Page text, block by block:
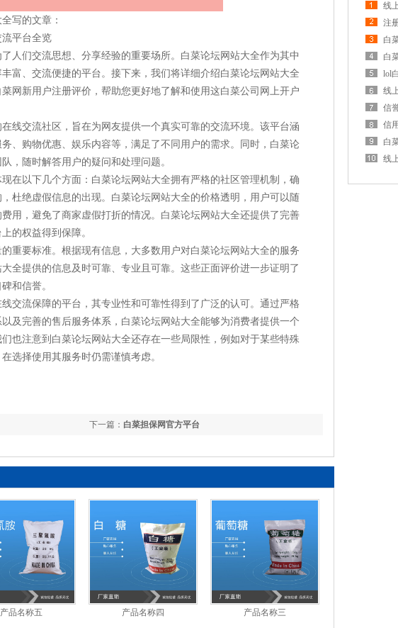
写的文章：
平台全览
人们交流思想、分享经验的重要场所。白菜论坛网站大全作为其中
富、交流便捷的平台。接下来，我们将详细介绍白菜论坛网站大全
网新用户注册评价，帮助您更好地了解和使用这白菜公司网上开户
线交流社区，旨在为网友提供一个真实可靠的交流环境。该平台涵
、购物优惠、娱乐内容等，满足了不同用户的需求。同时，白菜论
，随时解答用户的疑问和处理问题。
在以下几个方面：白菜论坛网站大全拥有严格的社区管理机制，确
杜绝虚假信息的出现。白菜论坛网站大全的价格透明，用户可以随
用，避免了商家虚假打折的情况。白菜论坛网站大全还提供了完善
的权益得到保障。
重要标准。根据现有信息，大多数用户对白菜论坛网站大全的服务
全提供的信息及时可靠、专业且可靠。这些正面评价进一步证明了
和信誉。
交流保障的平台，其专业性和可靠性得到了广泛的认可。通过严格
及完善的售后服务体系，白菜论坛网站大全能够为消费者提供一个
也注意到白菜论坛网站大全还存在一些局限性，例如对于某些特殊
选择使用其服务时仍需谨慎考虑。
下一篇： 白菜担保网官方平台
产品名称五 产品名称四 产品名称三
线
注
白
白
lol
线
信
信
白
线